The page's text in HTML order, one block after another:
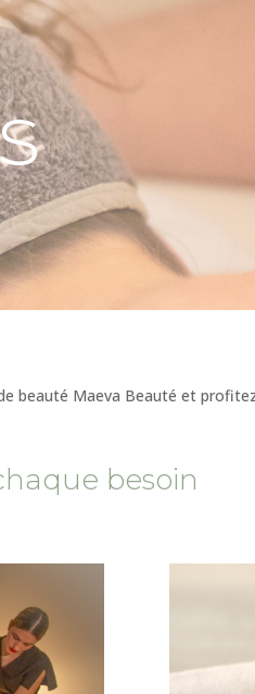
beauté Maeva Beauté et
besoin